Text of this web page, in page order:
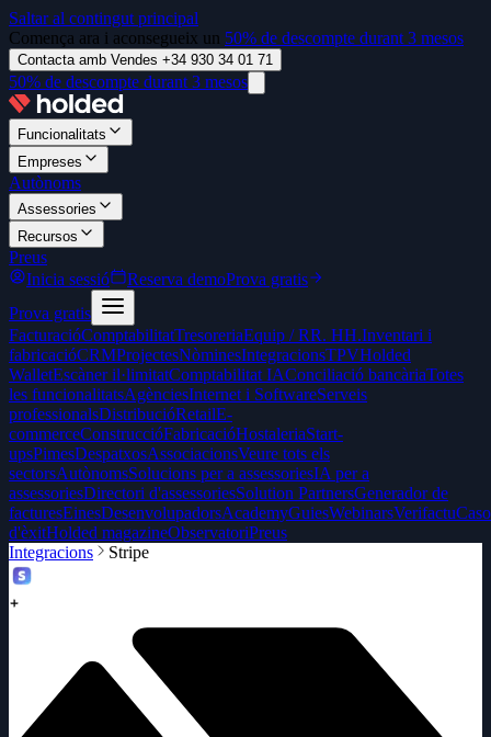
Saltar al contingut principal
Comença ara i aconsegueix un 50% de descompte durant 3 mesos
Contacta amb Vendes +34 930 34 01 71
50% de descompte durant 3 mesos
Funcionalitats
Empreses
Autònoms
Assessories
Recursos
Preus
Inicia sessió
Reserva demoProva gratis
Prova gratis
FacturacióComptabilitatTresoreriaEquip / RR. HH.Inventari i
fabricacióCRMProjectesNòminesIntegracionsTPVHolded
WalletEscàner il·limitatComptabilitat IAConciliació bancàriaTotes
les funcionalitatsAgènciesInternet i SoftwareServeis
professionalsDistribucióRetailE-
commerceConstruccióFabricacióHostaleriaStart-
upsPimesDespatxosAssociacionsVeure tots els
sectorsAutònomsSolucions per a assessoriesIA per a
assessoriesDirectori d'assessoriesSolution PartnersGenerador de
facturesEinesDesenvolupadorsAcademyGuiesWebinarsVerifactu
d'èxitHolded magazineObservatoriPreus
Integracions
Stripe